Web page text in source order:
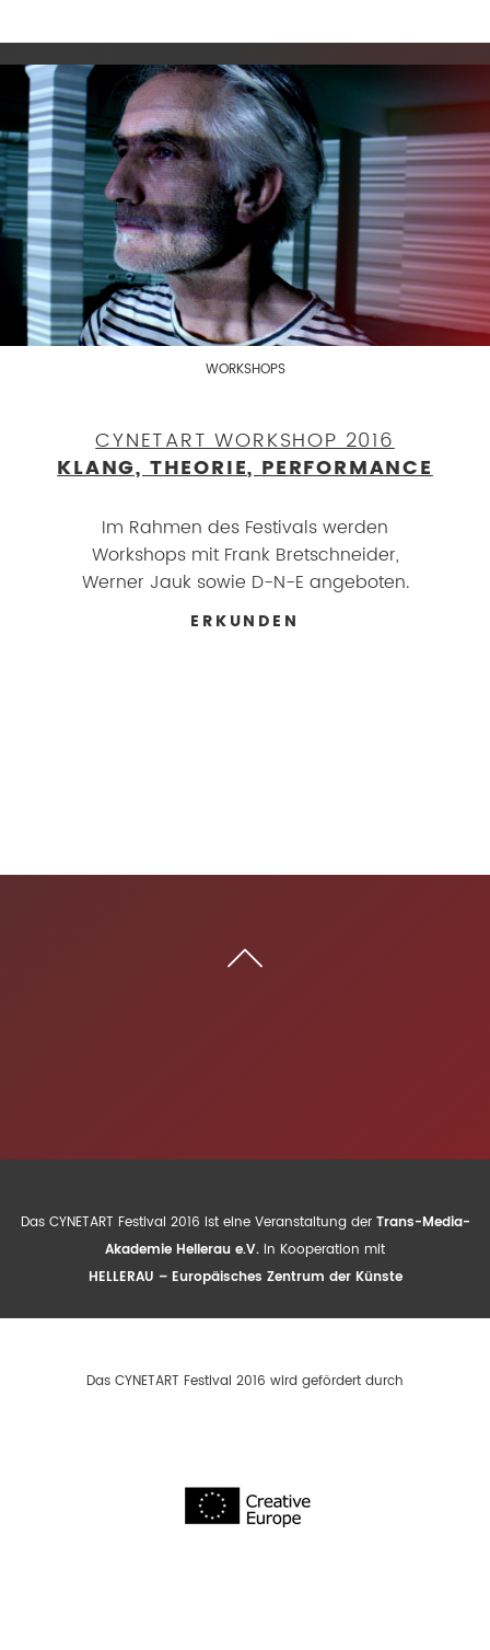
WORKSHOPS
CYNETART WORKSHOP 2016
KLANG, THEORIE, PERFORMANCE
Im Rahmen des Festivals werden
Workshops mit Frank Bretschneider,
Werner Jauk sowie D-N-E angeboten.
ERKUNDEN
Das CYNETART Festival 2016 ist eine Veranstaltung der Trans-Media-
Akademie Hellerau e.V. in Kooperation mit
HELLERAU – Europäisches Zentrum der Künste
Das CYNETART Festival 2016 wird gefördert durch